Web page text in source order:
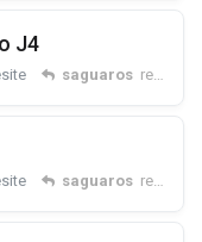
J4
saguaros replied
saguaros replied